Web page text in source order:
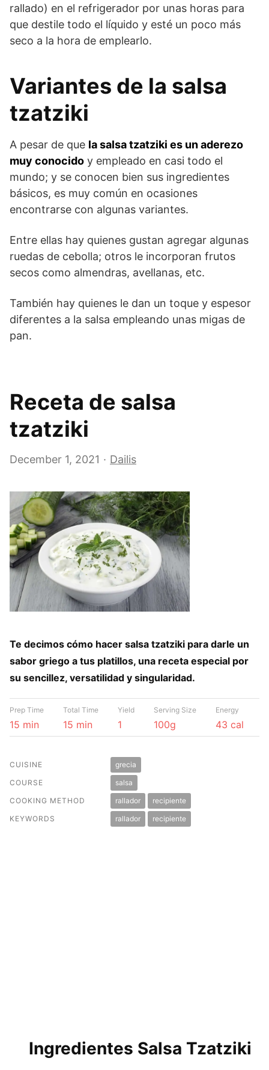
rallado) en el refrigerador por unas horas para
que destile todo el líquido y esté un poco más
seco a la hora de emplearlo.
Variantes de la salsa
tzatziki
A pesar de que la salsa tzatziki es un aderezo
muy conocido y empleado en casi todo el
mundo; y se conocen bien sus ingredientes
básicos, es muy común en ocasiones
encontrarse con algunas variantes.
Entre ellas hay quienes gustan agregar algunas
ruedas de cebolla; otros le incorporan frutos
secos como almendras, avellanas, etc.
También hay quienes le dan un toque y espesor
diferentes a la salsa empleando unas migas de
pan.
Receta de salsa
tzatziki
December 1, 2021 Dailis
Te decimos cómo hacer salsa tzatziki para darle un
sabor griego a tus platillos, una receta especial por
su sencillez, versatilidad y singularidad.
Prep Time
15 min
Total Time
15 min
Yield
1
Serving Size
100g
Energy
43 cal
CUISINE
grecia
COURSE
salsa
COOKING METHOD
rallador
recipiente
KEYWORDS
rallador recipiente
Ingredientes Salsa Tzatziki